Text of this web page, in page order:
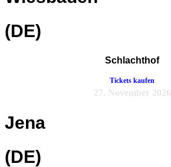
(DE)
Schlachthof
Tickets kaufen
27. November 2026
Jena
(DE)